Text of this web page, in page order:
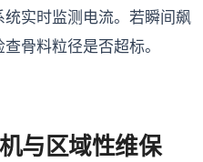
实时监测电流。若瞬间飙
骨料粒径是否超标。
与区域性维保